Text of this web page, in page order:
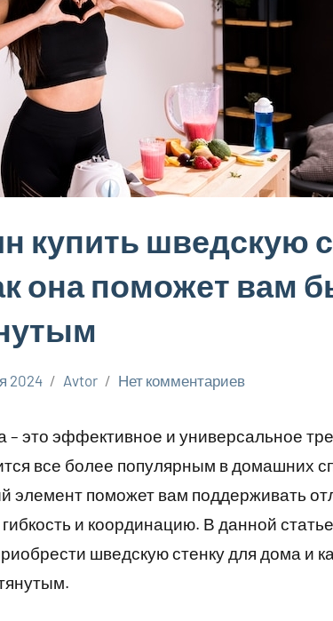
купить шведскую
она поможет вам
2024 Avtor Нет комментариев
– это эффективное и универсальное
все более популярным в домашних
элемент поможет вам поддерживать
и координацию. В данной
шведскую стенку для дома и